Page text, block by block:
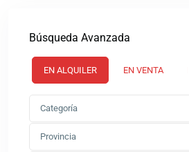
Búsqueda Avanzada
EN ALQUILER EN VENTA
Categoría
Provincia